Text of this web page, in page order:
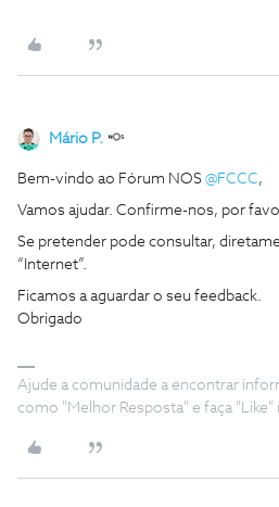
Mário P.
Bem-vindo ao Fórum NOS @FCCC,
Vamos ajudar. Confirme-nos, por
Se pretender pode consultar,
“Internet”.
Ficamos a aguardar o seu feedback.
Obrigado
Ajude a comunidade a encontrar
como "Melhor Resposta" e faça